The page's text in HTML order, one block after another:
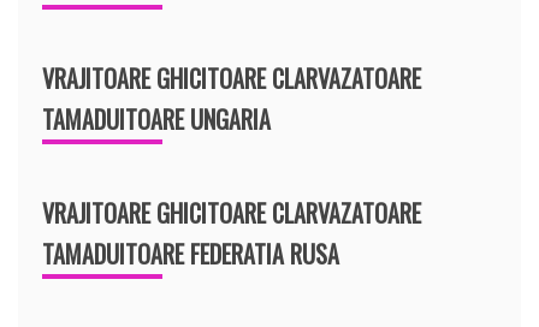
VRAJITOARE GHICITOARE CLARVAZATOARE
TAMADUITOARE UNGARIA
VRAJITOARE GHICITOARE CLARVAZATOARE
TAMADUITOARE FEDERATIA RUSA